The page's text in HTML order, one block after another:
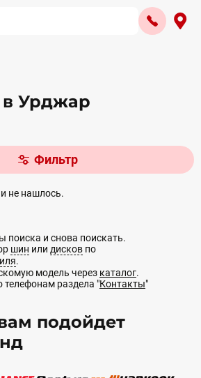
Урджар
Фильтр
не нашлось.
поиска и снова поискать.
шин или дисков по
.
модель через каталог.
телефонам раздела "Контакты"
подойдет